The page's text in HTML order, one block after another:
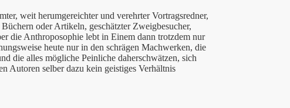
weit herumgereichter und verehrter Vortragsredner,
oder Artikeln, geschätzter Zweigbesucher,
die Anthroposophie lebt in Einem dann trotzdem nur
heute nur in den schrägen Machwerken, die
die alles mögliche Peinliche daherschwätzen, sich
Autoren selber dazu kein geistiges Verhältnis